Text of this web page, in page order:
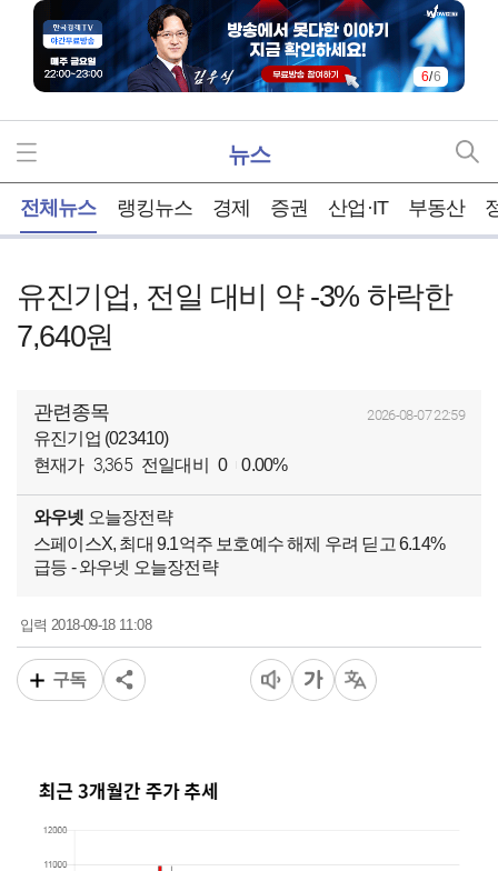
6/6
뉴스
전체뉴스 랭킹뉴스 경제 증권 산업·IT 부동산
유진기업, 전일 대비 약 -3% 하락한
7,640원
관련종목 2026-08-07 22:59
유진기업 (023410)
현재가 3,365 전일대비 0 0.00%
와우넷 오늘장전략
스페이스X, 최대 9.1억주 보호예수 해제 우려 딛고 6.14%
급등 - 와우넷 오늘장전략
입력2018-09-18 11:08
구독